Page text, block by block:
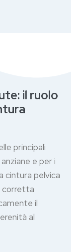
il ruolo
principali
e per i
cintura pelvica
corretta
il
al